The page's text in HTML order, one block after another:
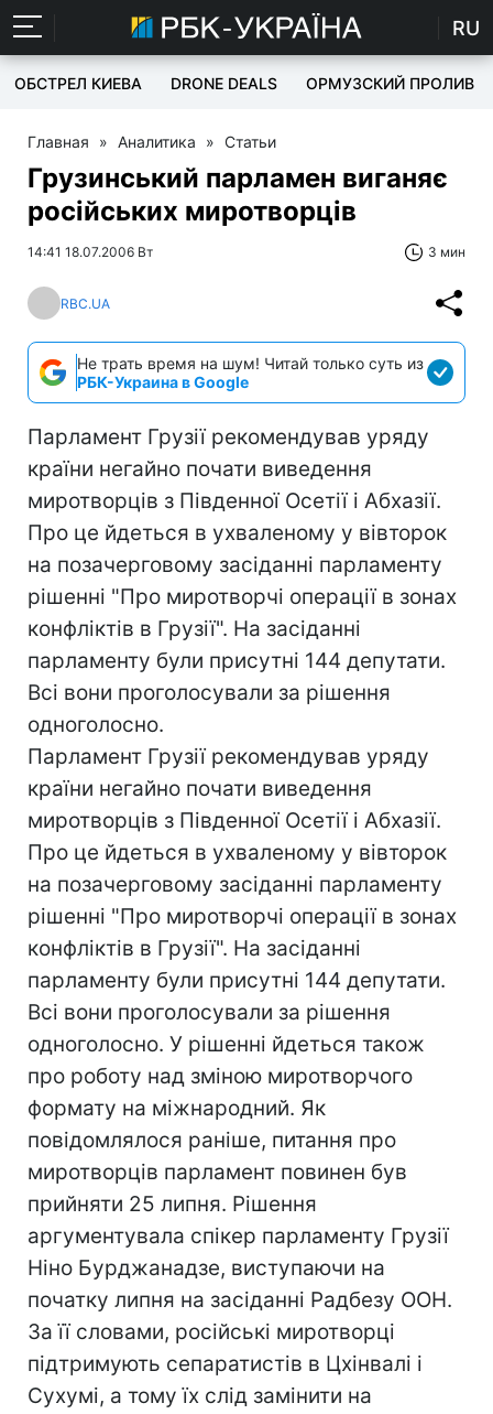
RU
ОБСТРЕЛ КИЕВА DRONE DEALS ОРМУЗСКИЙ ПРОЛИВ
Главная » Аналитика » Статьи
Грузинський парламен виганяє
російських миротворців
14:41 18.07.2006 Вт 3 мин
RBC.UA
Не трать время на шум! Читай только суть из
РБК-Украина в Google
Парламент Грузії рекомендував уряду
країни негайно почати виведення
миротворців з Південної Осетії і Абхазії.
Про це йдеться в ухваленому у вівторок
на позачерговому засіданні парламенту
рішенні "Про миротворчі операції в зонах
конфліктів в Грузії". На засіданні
парламенту були присутні 144 депутати.
Всі вони проголосували за рішення
одноголосно.
Парламент Грузії рекомендував уряду
країни негайно почати виведення
миротворців з Південної Осетії і Абхазії.
Про це йдеться в ухваленому у вівторок
на позачерговому засіданні парламенту
рішенні "Про миротворчі операції в зонах
конфліктів в Грузії". На засіданні
парламенту були присутні 144 депутати.
Всі вони проголосували за рішення
одноголосно. У рішенні йдеться також
про роботу над зміною миротворчого
формату на міжнародний. Як
повідомлялося раніше, питання про
миротворців парламент повинен був
прийняти 25 липня. Рішення
аргументувала спікер парламенту Грузії
Ніно Бурджанадзе, виступаючи на
початку липня на засіданні Радбезу ООН.
За її словами, російські миротворці
підтримують сепаратистів в Цхінвалі і
Сухумі, а тому їх слід замінити на